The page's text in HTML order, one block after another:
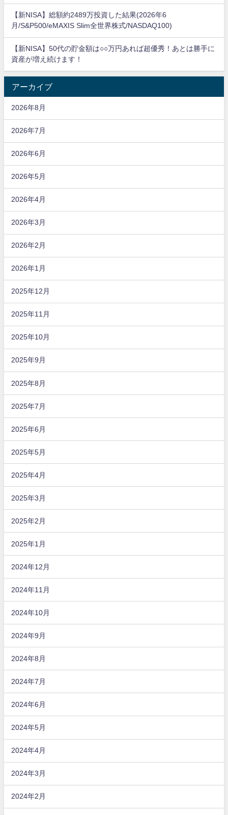
【新NISA】総額約2489万投資した結果(2026年6
月/S&P500/eMAXIS Slim全世界株式/NASDAQ100)
【新NISA】50代の貯金額は○○万円あれば超優秀！あとは勝手に
資産が増え続けます！
アーカイブ
2026年8月
2026年7月
2026年6月
2026年5月
2026年4月
2026年3月
2026年2月
2026年1月
2025年12月
2025年11月
2025年10月
2025年9月
2025年8月
2025年7月
2025年6月
2025年5月
2025年4月
2025年3月
2025年2月
2025年1月
2024年12月
2024年11月
2024年10月
2024年9月
2024年8月
2024年7月
2024年6月
2024年5月
2024年4月
2024年3月
2024年2月